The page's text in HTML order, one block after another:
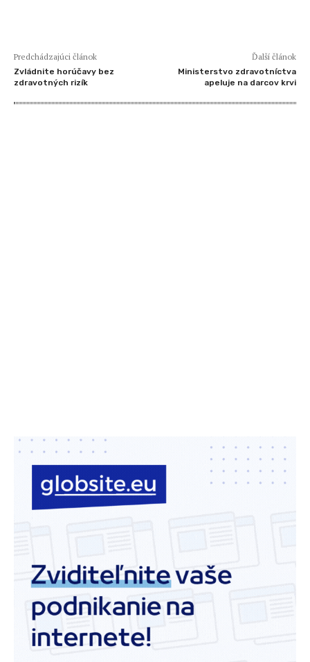
Predchádzajúci článok
Zvládnite horúčavy bez
zdravotných rizík
Ďalší článok
Ministerstvo zdravotníctva
apeluje na darcov krvi